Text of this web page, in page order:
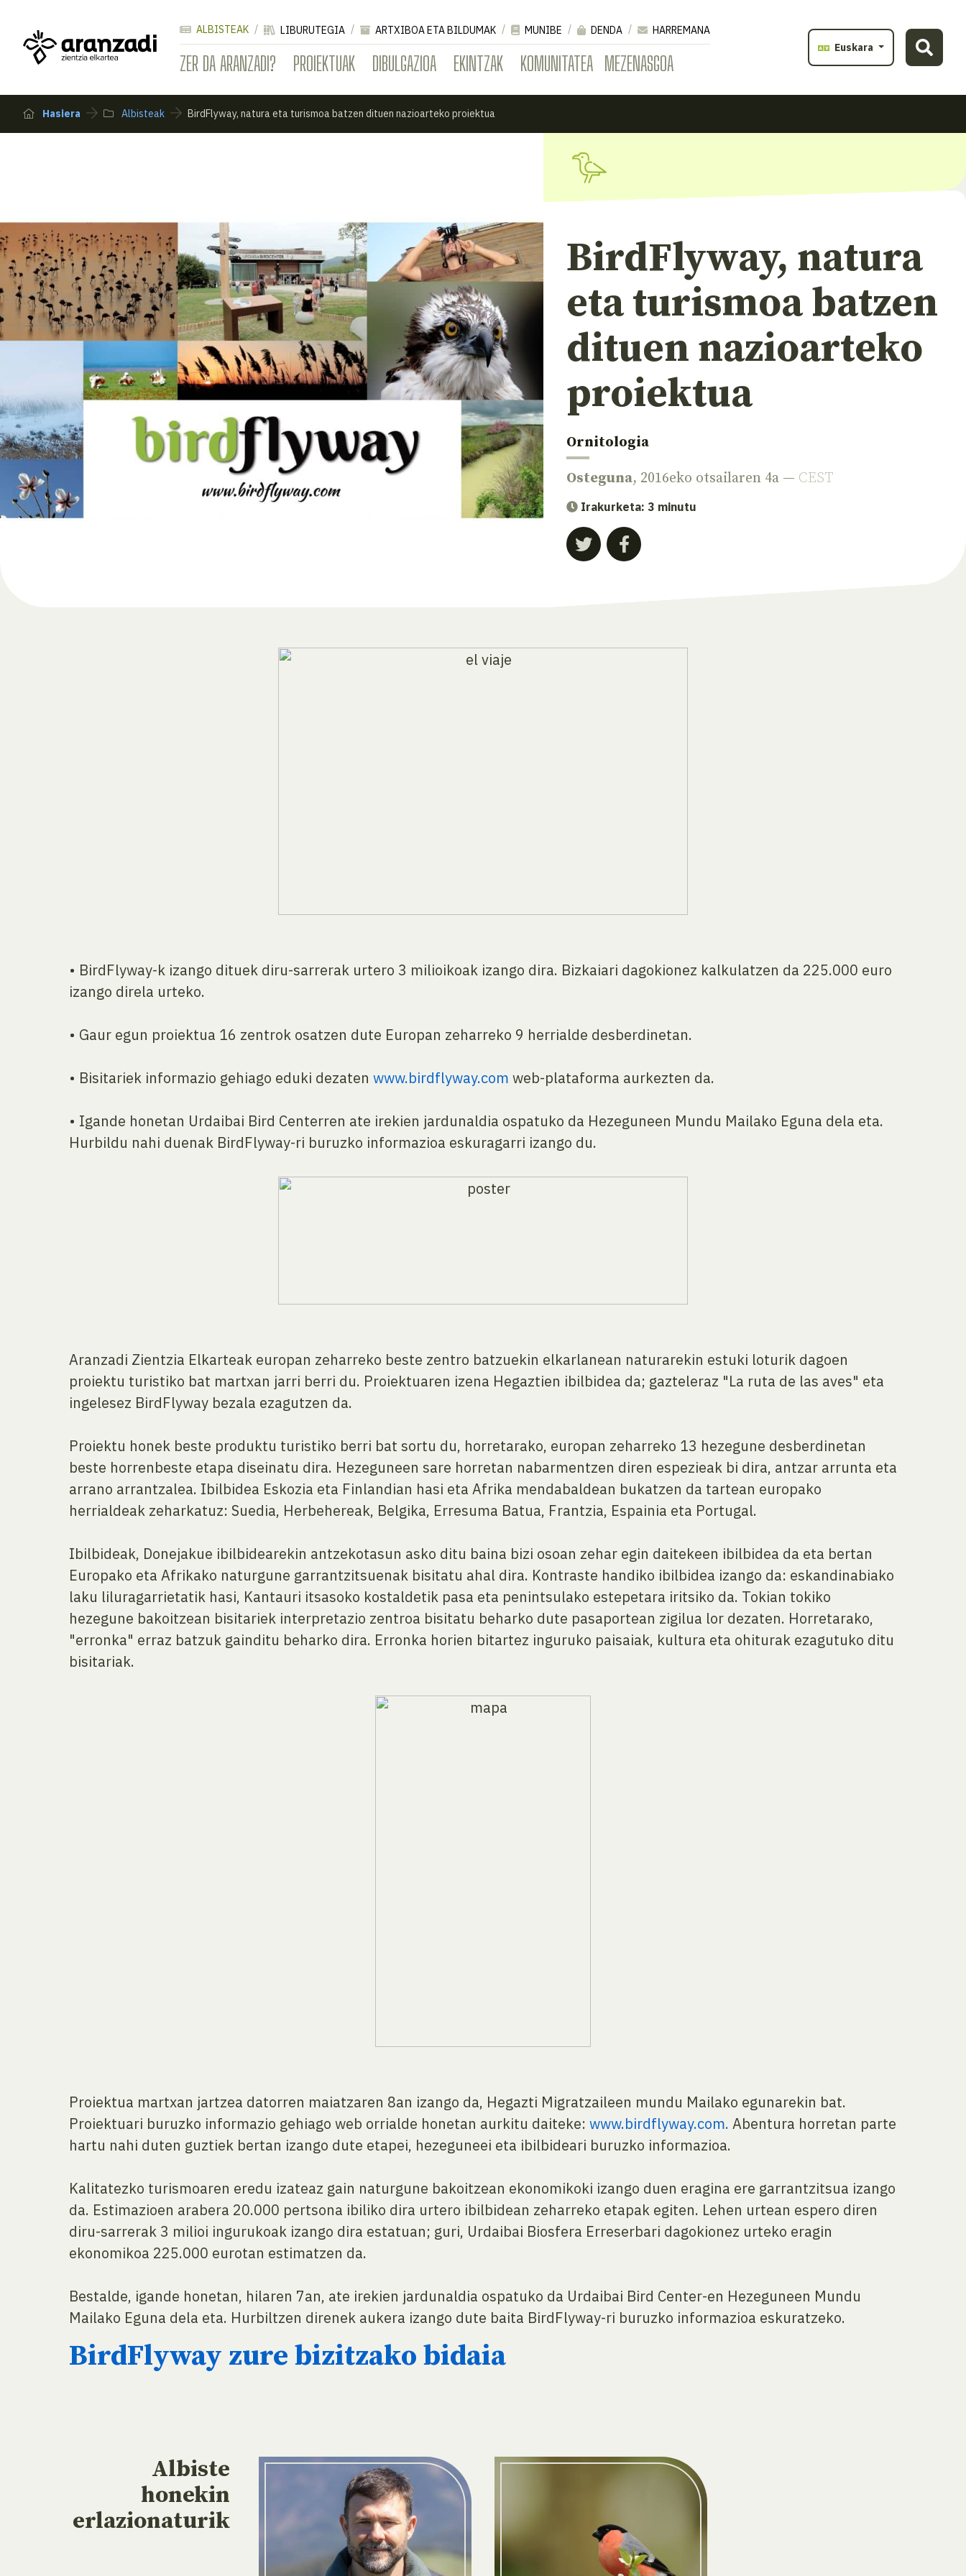
ZER DA ARANZADI? PROIEKTUAK DIBULGAZIOA EKINTZAK KOMUNITATEA MEZENASGOA
ALBISTEAK LIBURUTEGIA ARTXIBOA ETA BILDUMAK MUNIBE DENDA
HARREMANA
Euskara
Hasiera Albisteak BirdFlyway, natura eta turismoa batzen dituen nazioarteko proiektua
BirdFlyway, natura
eta turismoa batzen
dituen nazioarteko
proiektua
Ornitologia
Osteguna, 2016eko otsailaren 4a — CEST
Irakurketa: 3 minutu
• BirdFlyway-k izango dituek diru-sarrerak urtero 3 milioikoak izango dira. Bizkaiari dagokionez kalkulatzen da 225.000 euro
izango direla urteko.
• Gaur egun proiektua 16 zentrok osatzen dute Europan zeharreko 9 herrialde desberdinetan.
• Bisitariek informazio gehiago eduki dezaten www.birdflyway.com web-plataforma aurkezten da.
• Igande honetan Urdaibai Bird Centerren ate irekien jardunaldia ospatuko da Hezeguneen Mundu Mailako Eguna dela eta.
Hurbildu nahi duenak BirdFlyway-ri buruzko informazioa eskuragarri izango du.
Aranzadi Zientzia Elkarteak europan zeharreko beste zentro batzuekin elkarlanean naturarekin estuki loturik dagoen
proiektu turistiko bat martxan jarri berri du. Proiektuaren izena Hegaztien ibilbidea da; gazteleraz "La ruta de las aves" eta
ingelesez BirdFlyway bezala ezagutzen da.
Proiektu honek beste produktu turistiko berri bat sortu du, horretarako, europan zeharreko 13 hezegune desberdinetan
beste horrenbeste etapa diseinatu dira. Hezeguneen sare horretan nabarmentzen diren espezieak bi dira, antzar arrunta eta
arrano arrantzalea. Ibilbidea Eskozia eta Finlandian hasi eta Afrika mendabaldean bukatzen da tartean europako
herrialdeak zeharkatuz: Suedia, Herbehereak, Belgika, Erresuma Batua, Frantzia, Espainia eta Portugal.
Ibilbideak, Donejakue ibilbidearekin antzekotasun asko ditu baina bizi osoan zehar egin daitekeen ibilbidea da eta bertan
Europako eta Afrikako naturgune garrantzitsuenak bisitatu ahal dira. Kontraste handiko ibilbidea izango da: eskandinabiako
laku liluragarrietatik hasi, Kantauri itsasoko kostaldetik pasa eta penintsulako estepetara iritsiko da. Tokian tokiko
hezegune bakoitzean bisitariek interpretazio zentroa bisitatu beharko dute pasaportean zigilua lor dezaten. Horretarako,
"erronka" erraz batzuk gainditu beharko dira. Erronka horien bitartez inguruko paisaiak, kultura eta ohiturak ezagutuko ditu
bisitariak.
Proiektua martxan jartzea datorren maiatzaren 8an izango da, Hegazti Migratzaileen mundu Mailako egunarekin bat.
Proiektuari buruzko informazio gehiago web orrialde honetan aurkitu daiteke: www.birdflyway.com. Abentura horretan parte
hartu nahi duten guztiek bertan izango dute etapei, hezeguneei eta ibilbideari buruzko informazioa.
Kalitatezko turismoaren eredu izateaz gain naturgune bakoitzean ekonomikoki izango duen eragina ere garrantzitsua izango
da. Estimazioen arabera 20.000 pertsona ibiliko dira urtero ibilbidean zeharreko etapak egiten. Lehen urtean espero diren
diru-sarrerak 3 milioi ingurukoak izango dira estatuan; guri, Urdaibai Biosfera Erreserbari dagokionez urteko eragin
ekonomikoa 225.000 eurotan estimatzen da.
Bestalde, igande honetan, hilaren 7an, ate irekien jardunaldia ospatuko da Urdaibai Bird Center-en Hezeguneen Mundu
Mailako Eguna dela eta. Hurbiltzen direnek aukera izango dute baita BirdFlyway-ri buruzko informazioa eskuratzeko.
BirdFlyway zure bizitzako bidaia
Albiste
honekin
erlazionaturik